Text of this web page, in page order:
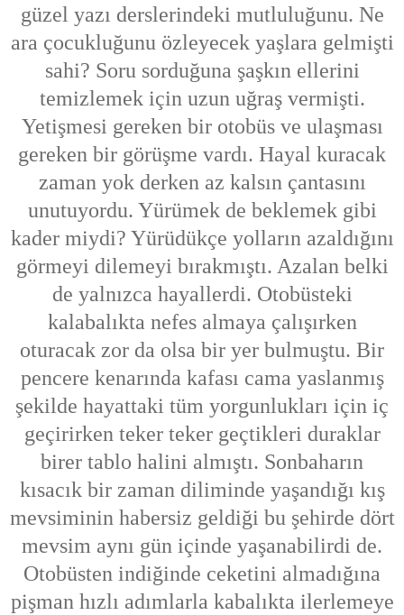
güzel yazı derslerindeki mutluluğunu. Ne
ara çocukluğunu özleyecek yaşlara gelmişti
sahi? Soru sorduğuna şaşkın ellerini
temizlemek için uzun uğraş vermişti.
Yetişmesi gereken bir otobüs ve ulaşması
gereken bir görüşme vardı. Hayal kuracak
zaman yok derken az kalsın çantasını
unutuyordu. Yürümek de beklemek gibi
kader miydi? Yürüdükçe yolların azaldığını
görmeyi dilemeyi bırakmıştı. Azalan belki
de yalnızca hayallerdi. Otobüsteki
kalabalıkta nefes almaya çalışırken
oturacak zor da olsa bir yer bulmuştu. Bir
pencere kenarında kafası cama yaslanmış
şekilde hayattaki tüm yorgunlukları için iç
geçirirken teker teker geçtikleri duraklar
birer tablo halini almıştı. Sonbaharın
kısacık bir zaman diliminde yaşandığı kış
mevsiminin habersiz geldiği bu şehirde dört
mevsim aynı gün içinde yaşanabilirdi de.
Otobüsten indiğinde ceketini almadığına
pişman hızlı adımlarla kabalıkta ilerlemeye